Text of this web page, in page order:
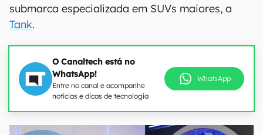
submarca especializada em SUVs maiores, a
Tank.
O Canaltech está no
WhatsApp!
Entre no canal e acompanhe
notícias e dicas de tecnologia
WhatsApp